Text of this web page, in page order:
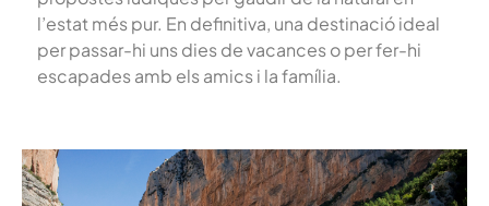
l’estat més pur. En definitiva, una destinació ideal
per passar-hi uns dies de vacances o per fer-hi
escapades amb els amics i la família.